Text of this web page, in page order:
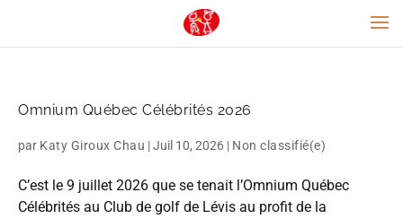
Omnium Québec Célébrités 2026
par Katy Giroux Chau |Juil 10, 2026 | Non classifié(e)
C’est le 9 juillet 2026 que se tenait l’Omnium Québec
Célébrités au Club de golf de Lévis au profit de la